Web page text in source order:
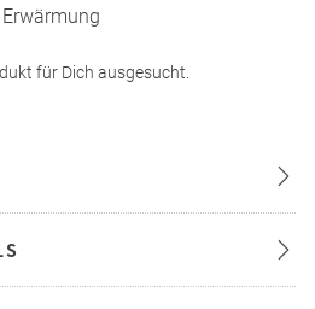
für Dich ausgesucht.